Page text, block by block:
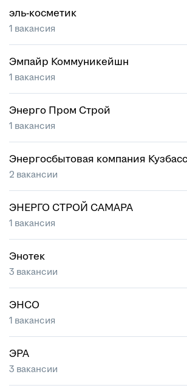
эль-косметик
1 вакансия
Эмпайр Коммуникейшн
1 вакансия
Энерго Пром Строй
1 вакансия
Энергосбытовая компания
2 вакансии
ЭНЕРГО СТРОЙ САМАРА
1 вакансия
Энотек
3 вакансии
ЭНСО
1 вакансия
ЭРА
3 вакансии